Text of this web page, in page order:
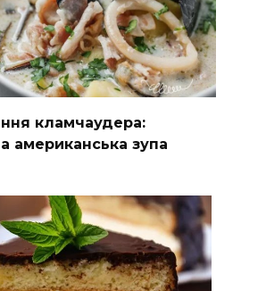
кламчаудера:
американська зупа